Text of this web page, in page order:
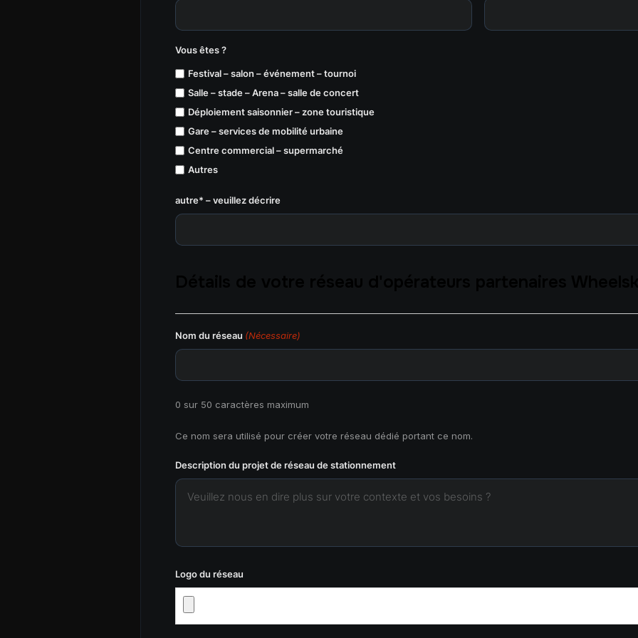
Vous êtes ?
Festival – salon – événement – tournoi
Salle – stade – Arena – salle de concert
Déploiement saisonnier – zone touristique
Gare – services de mobilité urbaine
Centre commercial – supermarché
Autres
autre* – veuillez décrire
Nom du réseau (Nécessaire)
0 sur 50 caractères maximum
Ce nom sera utilisé pour créer votre réseau dédié portant ce nom.
Description du projet de réseau de stationnement
Logo du réseau